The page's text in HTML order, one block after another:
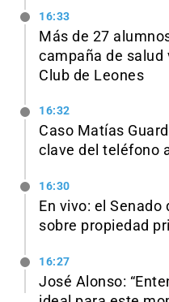
16:33
Más de 27
campaña de salud
Club de Leones
16:32
Caso Matías
clave del teléfono
16:30
En vivo: el
sobre propiedad
16:27
José Alonso: